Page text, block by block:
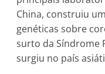
China, construiu
genéticas sobre
surto da Síndrome
surgiu no país